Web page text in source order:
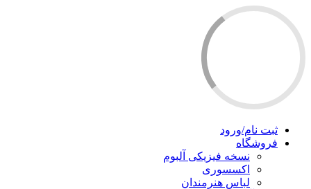
ثبت نام/ورود
فروشگاه
نسخه فیزیکی آلبوم
اکسسوری
لباس هنرمندان